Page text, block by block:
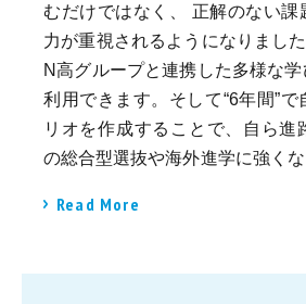
むだけではなく、 正解のない課
力が重視されるようになりまし
N高グループと連携した多様な
利用できます。そして“6年間”で
リオを作成することで、自ら進
の総合型選抜や海外進学に強くな
Read More